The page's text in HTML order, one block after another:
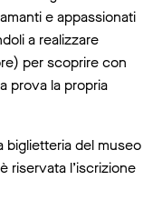
e appassionati
a realizzare
per scoprire con
prova la propria
biglietteria del museo
riservata l’iscrizione